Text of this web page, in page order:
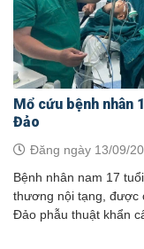
Mổ cứu bệnh nhân
Đảo
Đăng ngày 13/09/
Bệnh nhân nam 17
thương nội tạng, được
Đảo phẫu thuật khẩn